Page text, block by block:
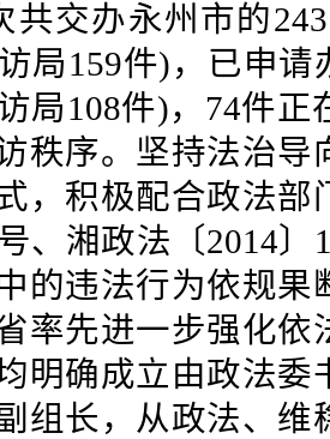
共交办永州市的
局159件)，已申请
局108件)，74件正
秩序。坚持法治导
，积极配合政法部
号、湘政法〔2014
的违法行为依规果
率先进一步强化依
明确成立由政法委
组长，从政法、维